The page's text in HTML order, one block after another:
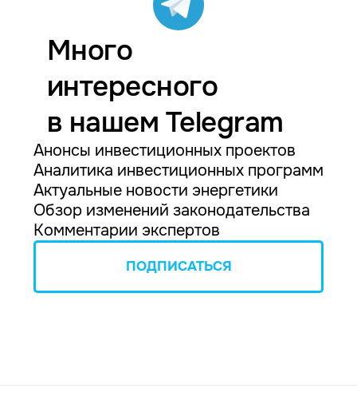
Много
интересного
в нашем Telegram
Анонсы инвестиционных проектов
Аналитика инвестиционных программ
Актуальные новости энергетики
Обзор изменений законодательства
Комментарии экспертов
ПОДПИСАТЬСЯ